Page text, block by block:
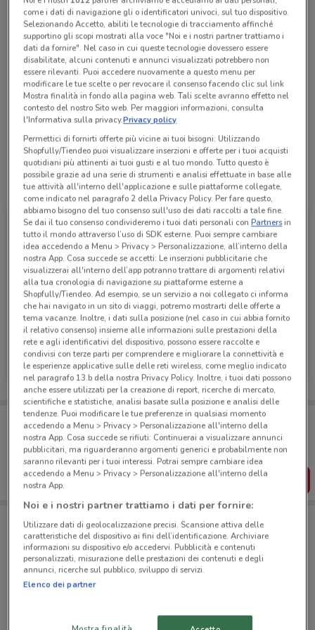
Chiama il negozio
Aperto
Lunedì 09:00 / 21:00
Martedì 09:00 / 21:00
Mercoledì 09:00 / 21:00
Giovedì 09:00 / 21:00
Venerdì 09:00 / 21:00
Sabato 09:00 / 21:00
Domenica 09:00 / 21:00
0956132870
C/O Centri Commerciale Auchan Porte Di Catania
Tutte le promozioni di questo negozio
Arcaplanet
Scade il 16/08 1.2 km
Porta DoveConviene sempre con te!
Puoi trovare le migliori offerte dei negozi vicino a te,
salvarle e creare la tua lista del risparmio, comodamente
dal tuo cellulare.
SCARICA L’APP
Negozi Arcaplanet a Catania
come i dati di navigazione gli o identificatori univoci, sul tuo dispositivo.
Selezionando Accetto, abiliti le tecnologie di tracciamento affinché
supportino gli scopi mostrati alla voce "Noi e i nostri partner trattiamo i
dati da fornire". Nel caso in cui queste tecnologie dovessero essere
disabilitate, alcuni contenuti e annunci visualizzati potrebbero non
essere rilevanti. Puoi accedere nuovamente a questo menu per
modificare le tue scelte o per revocare il consenso facendo clic sul link
Mostra finalità in fondo alla pagina web. Tali scelte avranno effetto nel
contesto del nostro Sito web. Per maggiori informazioni, consulta
l'Informativa sulla privacy.Privacy policy
Permettici di fornirti offerte più vicine ai tuoi bisogni: Utilizzando
Shopfully/Tiendeo puoi visualizzare inserzioni e offerte per i tuoi acquisti
quotidiani più attinenti ai tuoi gusti e al tuo mondo. Tutto questo è
possibile grazie ad una serie di strumenti e analisi effettuate in base alle
tue attività all'interno dell'applicazione e sulle piattaforme collegate,
come indicato nel paragrafo 2 della Privacy Policy. Per fare questo,
abbiamo bisogno del tuo consenso sull'uso dei dati raccolti a tale fine.
Se dai il tuo consenso condivideremo i tuoi dati personali conPartnersin
tutto il mondo attraverso l’uso di SDK esterne. Puoi sempre cambiare
idea accedendo a Menu > Privacy > Personalizzazione, all’interno della
nostra App. Cosa succede se accetti: Le inserzioni pubblicitarie che
visualizzerai all'interno dell’app potranno trattare di argomenti relativi
alla tua cronologia di navigazione su piattaforme esterne a
Shopfully/Tiendeo. Ad esempio, se un servizio a noi collegato ci informa
che hai navigato in un sito di viaggi, potremo mostrarti delle offerte a
tema vacanze. Inoltre, i dati sulla posizione (nel caso in cui abbia fornito
il relativo consenso) insieme alle informazioni sulle prestazioni della
rete e agli identificativi del dispositivo, possono essere raccolte e
condivisi con terze parti per comprendere e migliorare la connettività e
le esperienze applicative sulle delle reti wireless, come meglio indicato
nel paragrafo 13.b della nostra Privacy Policy. Inoltre, i tuoi dati possono
anche essere utilizzati per la creazione di report, ricerche di mercato,
scientifiche e statistiche, analisi basate sulla posizione e analisi delle
tendenze. Puoi modificare le tue preferenze in qualsiasi momento
accedendo a Menu > Privacy > Personalizzazione all'interno della
nostra App. Cosa succede se rifiuti: Continuerai a visualizzare annunci
pubblicitari, ma riguarderanno argomenti generici e probabilmente non
saranno rilevanti per i tuoi interessi. Potrai sempre cambiare idea
accedendo a Menu > Privacy > Personalizzazione all'interno della
nostra App.
Noi e i nostri partner trattiamo i dati per fornire:
Utilizzare dati di geolocalizzazione precisi. Scansione attiva delle
caratteristiche del dispositivo ai fini dell’identificazione. Archiviare
informazioni su dispositivo e/o accedervi. Pubblicità e contenuti
personalizzati, misurazione delle prestazioni dei contenuti e degli
annunci, ricerche sul pubblico, sviluppo di servizi.
Elenco dei partner